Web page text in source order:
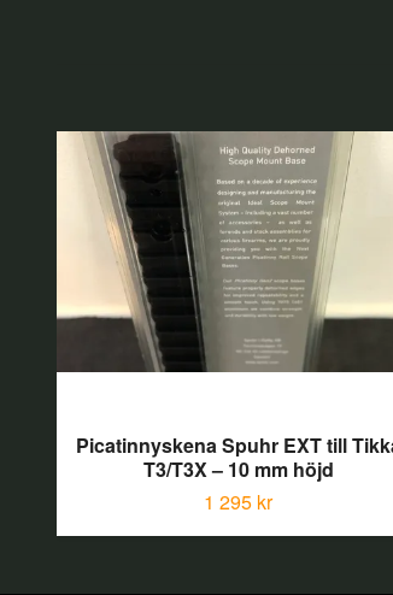
Picatinnyskena Spuhr EXT till
T3/T3X – 10 mm höjd
1 295 kr